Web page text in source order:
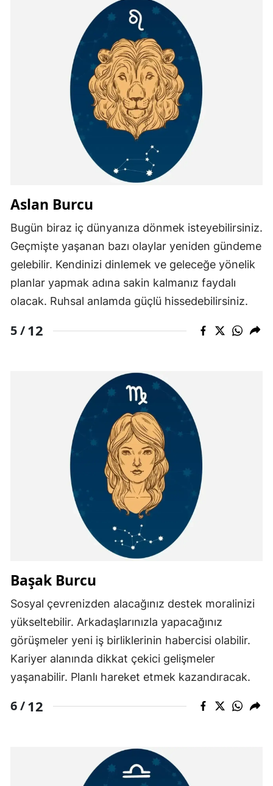
Aslan Burcu
Bugün biraz iç dünyanıza dönmek isteyebilirsiniz.
Geçmişte yaşanan bazı olaylar yeniden gündeme
gelebilir. Kendinizi dinlemek ve geleceğe yönelik
planlar yapmak adına sakin kalmanız faydalı
olacak. Ruhsal anlamda güçlü hissedebilirsiniz.
5 /12
Başak Burcu
Sosyal çevrenizden alacağınız destek moralinizi
yükseltebilir. Arkadaşlarınızla yapacağınız
görüşmeler yeni iş birliklerinin habercisi olabilir.
Kariyer alanında dikkat çekici gelişmeler
yaşanabilir. Planlı hareket etmek kazandıracak.
6 /12